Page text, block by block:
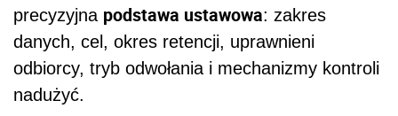
precyzyjna podstawa ustawowa: zakres
danych, cel, okres retencji, uprawnieni
odbiorcy, tryb odwołania i mechanizmy kontroli
nadużyć.